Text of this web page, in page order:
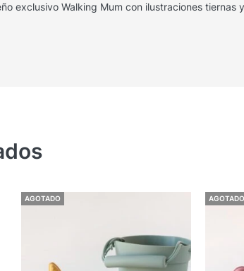
exclusivo Walking Mum con ilustraciones tiernas
AGOTADO AGOTADO